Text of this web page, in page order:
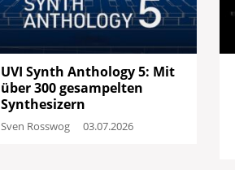
UVI Synth Anthology 5: Mit
über 300 gesampelten
Synthesizern
Sven Rosswog 03.07.2026